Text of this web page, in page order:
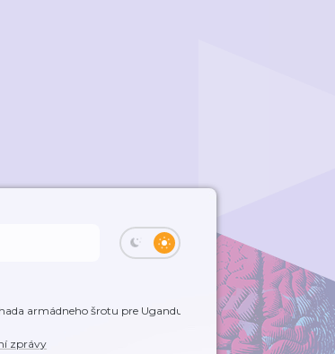
armádneho šrotu pre Ugandu. O čom j...
zprávy